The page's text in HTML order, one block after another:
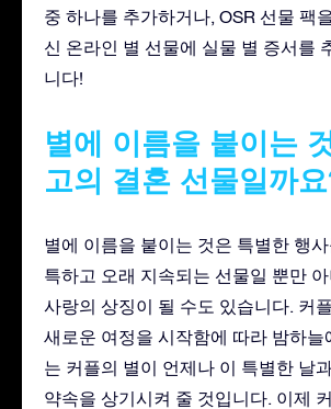
중 하나를 추가하거나, OSR 선물 팩
신 온라인 별 선물에 실물 별 증서를
니다!
별에 이름을 붙이는
고의 결혼 선물일까
별에 이름을 붙이는 것은 특별한 행
특하고 오래 지속되는 선물일 뿐만
사랑의 상징이 될 수도 있습니다. 커
새로운 여정을 시작함에 따라 밤하늘
는 커플의 별이 언제나 이 특별한 날
약속을 상기시켜 줄 것입니다. 이제